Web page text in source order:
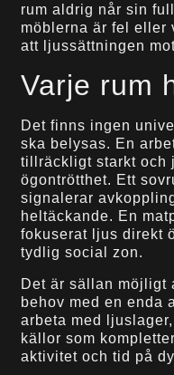
rum aldrig når sin
möblerna är fel eller
att ljussättningen
Varje rum
Det finns ingen
ska belysas. En
tillräckligt starkt och
ögontrötthet. Ett
signalerar
heltäckande. En
fokuserat ljus direkt
tydlig social zon.
Det är sällan möjligt
behov med en enda
arbeta med
källor som
aktivitet och tid på